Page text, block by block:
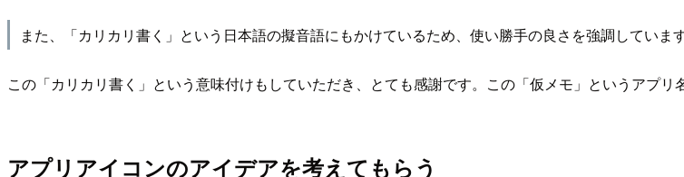
また、「カリカリ書く」という日本語の擬音語にもかけているため、使い勝手の良さを強調しています
この「カリカリ書く」という意味付けもしていただき、とても感謝です。この「仮メモ」というアプリ
アプリアイコンのアイデアを考えてもらう